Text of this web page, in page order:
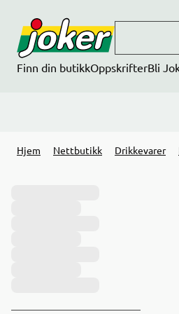
Finn din butikkOppskrifterBli
Hjem Nettbutikk Drikkevarer